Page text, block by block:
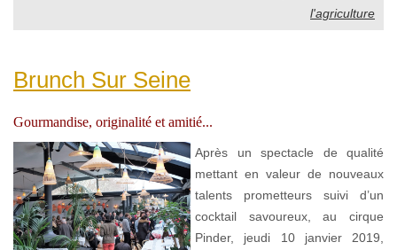
l'agriculture
Brunch Sur Seine
Gourmandise, originalité et amitié...
Après un spectacle de qualité
mettant en valeur de nouveaux
talents prometteurs suivi d’un
cocktail savoureux, au cirque
Pinder, jeudi 10 janvier 2019,